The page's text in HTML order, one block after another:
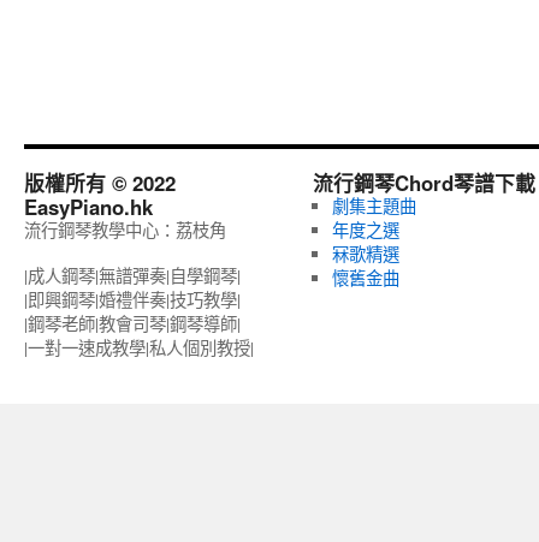
版權所有 © 2022
EasyPiano.hk
流行鋼琴教學中心：荔枝角
|成人鋼琴|無譜彈奏|自學鋼琴|
|即興鋼琴|婚禮伴奏|技巧教學|
|鋼琴老師|教會司琴|鋼琴導師|
|一對一速成教學|私人個別教授‎|
流行鋼琴Chord琴譜下載
劇集主題曲
年度之選
冧歌精選
懷舊金曲